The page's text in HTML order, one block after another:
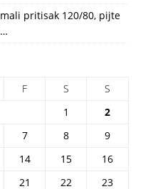
pritisak 120/80, pijte
F S
S
1
2
7 8
9
14 15
16
21 22 23